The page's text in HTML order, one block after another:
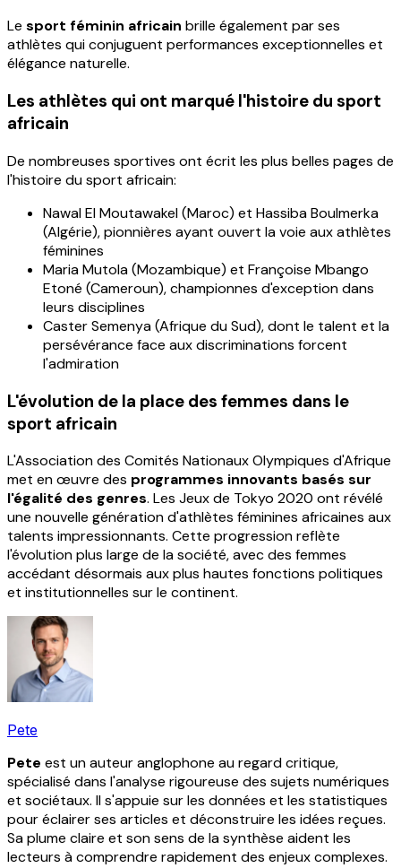
Le sport féminin africain brille également par ses
athlètes qui conjuguent performances exceptionnelles et
élégance naturelle.
Les athlètes qui ont marqué l'histoire du sport
africain
De nombreuses sportives ont écrit les plus belles pages de
l'histoire du sport africain:
Nawal El Moutawakel (Maroc) et Hassiba Boulmerka
(Algérie), pionnières ayant ouvert la voie aux athlètes
féminines
Maria Mutola (Mozambique) et Françoise Mbango
Etoné (Cameroun), championnes d'exception dans
leurs disciplines
Caster Semenya (Afrique du Sud), dont le talent et la
persévérance face aux discriminations forcent
l'admiration
L'évolution de la place des femmes dans le
sport africain
L'Association des Comités Nationaux Olympiques d'Afrique
met en œuvre des programmes innovants basés sur
l'égalité des genres. Les Jeux de Tokyo 2020 ont révélé
une nouvelle génération d'athlètes féminines africaines aux
talents impressionnants. Cette progression reflète
l'évolution plus large de la société, avec des femmes
accédant désormais aux plus hautes fonctions politiques
et institutionnelles sur le continent.
Pete
Pete est un auteur anglophone au regard critique,
spécialisé dans l'analyse rigoureuse des sujets numériques
et sociétaux. Il s'appuie sur les données et les statistiques
pour éclairer ses articles et déconstruire les idées reçues.
Sa plume claire et son sens de la synthèse aident les
lecteurs à comprendre rapidement des enjeux complexes.